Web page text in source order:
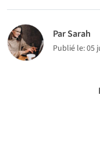
Par Sarah
Publié le:05